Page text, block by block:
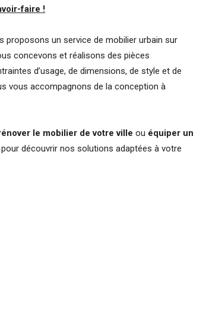
faire !
proposons un service de mobilier urbain sur
concevons et réalisons des pièces
d’usage, de dimensions, de style et de
vous accompagnons de la conception à
le mobilier de votre ville ou équiper un
découvrir nos solutions adaptées à votre